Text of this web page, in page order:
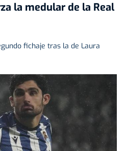
la medular de la Real
fichaje tras la de Laura